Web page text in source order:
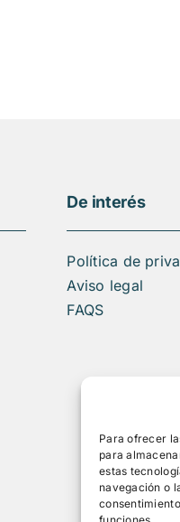
Para ofrecer
para
estas
navegación o
De interés
Política de
Aviso legal
FAQS